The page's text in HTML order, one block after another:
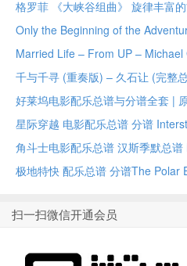
扫一扫微信开通会员